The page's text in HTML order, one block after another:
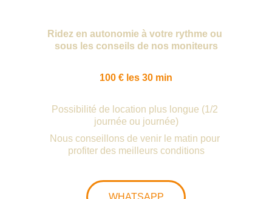
WHATSAPP
Ridez en autonomie à votre rythme ou
sous les conseils de nos moniteurs
100 € les 30 min
Possibilité de location plus longue (1/2
journée ou journée)
Nous conseillons de venir le matin pour
profiter des meilleurs conditions